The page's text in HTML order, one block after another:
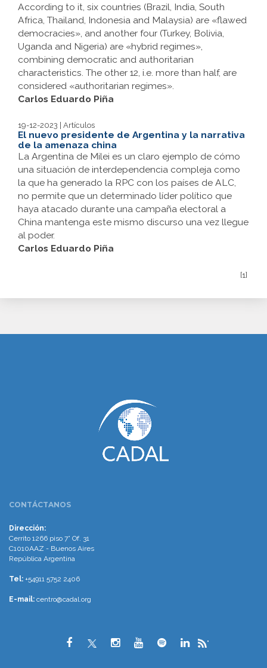
According to it, six countries (Brazil, India, South
Africa, Thailand, Indonesia and Malaysia) are «flawed
democracies», and another four (Turkey, Bolivia,
Uganda and Nigeria) are «hybrid regimes»,
combining democratic and authoritarian
characteristics. The other 12, i.e. more than half, are
considered «authoritarian regimes».
Carlos Eduardo Piña
19-12-2023 | Artículos
El nuevo presidente de Argentina y la narrativa
de la amenaza china
La Argentina de Milei es un claro ejemplo de cómo
una situación de interdependencia compleja como
la que ha generado la RPC con los países de ALC,
no permite que un determinado líder político que
haya atacado durante una campaña electoral a
China mantenga este mismo discurso una vez llegue
al poder.
Carlos Eduardo Piña
[1]
CONTÁCTANOS
Dirección:
Cerrito 1266 piso 7° Of. 31
C1010AAZ - Buenos Aires
República Argentina
Tel: +54911 5752 2406
E-mail: centro@cadal.org
"